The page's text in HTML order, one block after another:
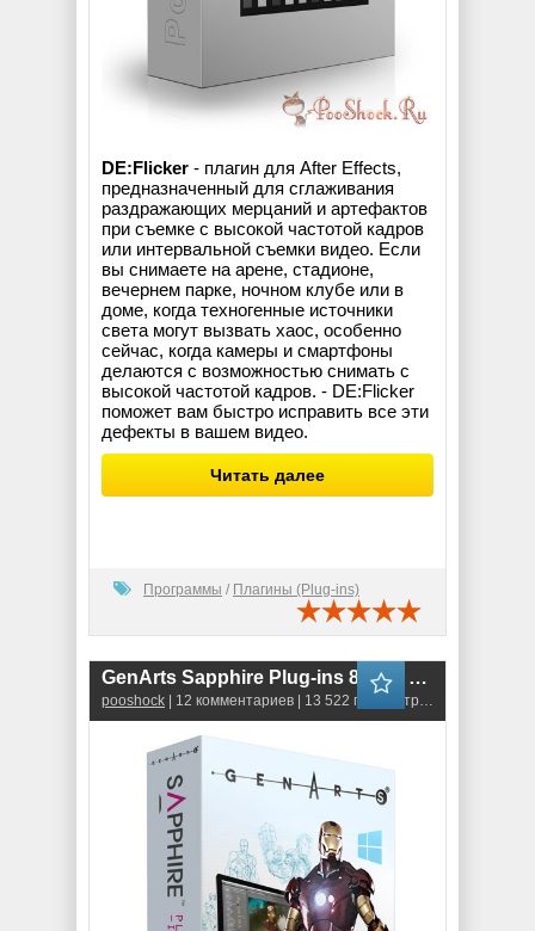
DE:Flicker - плагин для After Effects,
предназначенный для сглаживания
раздражающих мерцаний и артефактов
при съемке с высокой частотой кадров
или интервальной съемки видео. Если
вы снимаете на арене, стадионе,
вечернем парке, ночном клубе или в
доме, когда техногенные источники
света могут вызвать хаос, особенно
сейчас, когда камеры и смартфоны
делаются с возможностью снимать с
высокой частотой кадров. - DE:Flicker
поможет вам быстро исправить все эти
дефекты в вашем видео.
Читать далее
Программы / Плагины (Plug-ins)
GenArts Sapphire Plug-ins 8.0 for AE & OFX (RePack)
pooshock | 12 комментариев | 13 522 просмотров